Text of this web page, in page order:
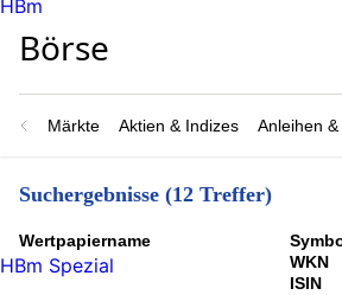
Märkte Aktien & Indizes Anleihen
Suchergebnisse (12 Treffer)
Wert­papier­name
WKN
ISIN
HBm
HBm Spezial